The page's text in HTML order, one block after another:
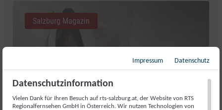
Salzburg Magazin
Impressum Datenschutz
Datenschutzinformation
Vielen Dank für Ihren Besuch auf rts-salzburg.at, der Website von RTS
Regionalfernsehen GmbH in Österreich. Wir nutzen Technologien von